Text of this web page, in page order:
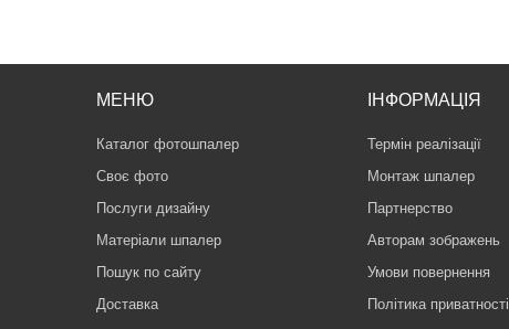
МЕНЮ
Каталог фотошпалер
Своє фото
Послуги дизайну
Матеріали шпалер
Пошук по сайту
Доставка
ІНФОРМАЦІЯ
Термін реалізації
Монтаж шпалер
Партнерство
Авторам зображень
Умови повернення
Політика приватності